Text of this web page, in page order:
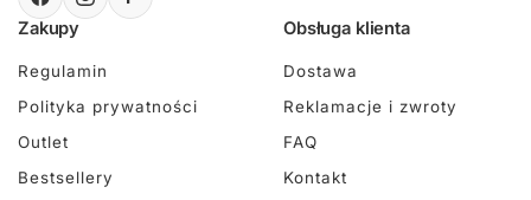
Zakupy
Regulamin
Polityka prywatności
Outlet
Bestsellery
Obsługa klienta
Dostawa
Reklamacje i zwroty
FAQ
Kontakt